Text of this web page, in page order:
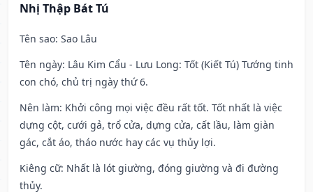
Nhị Thập Bát Tú
Tên sao: Sao Lâu
Tên ngày: Lâu Kim Cẩu - Lưu Long: Tốt (Kiết Tú) Tướng tinh
con chó, chủ trị ngày thứ 6.
Nên làm: Khởi công mọi việc đều rất tốt. Tốt nhất là việc
dựng cột, cưới gả, trổ cửa, dựng cửa, cất lầu, làm giàn
gác, cắt áo, tháo nước hay các vụ thủy lợi.
Kiêng cữ: Nhất là lót giường, đóng giường và đi đường
thủy.